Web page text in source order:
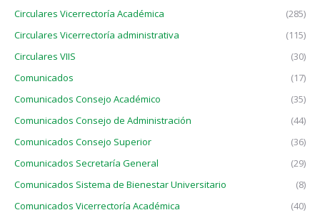
Circulares Vicerrectoría Académica
(285)
Circulares Vicerrectoría administrativa
(115)
Circulares VIIS
(30)
Comunicados
(17)
Comunicados Consejo Académico
(35)
Comunicados Consejo de Administración
(44)
Comunicados Consejo Superior
(36)
Comunicados Secretaría General
(29)
Comunicados Sistema de Bienestar Universitario
(8)
Comunicados Vicerrectoría Académica
(40)